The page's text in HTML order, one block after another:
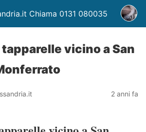
Chiama 0131 080035
vicino a San
2 anni fa